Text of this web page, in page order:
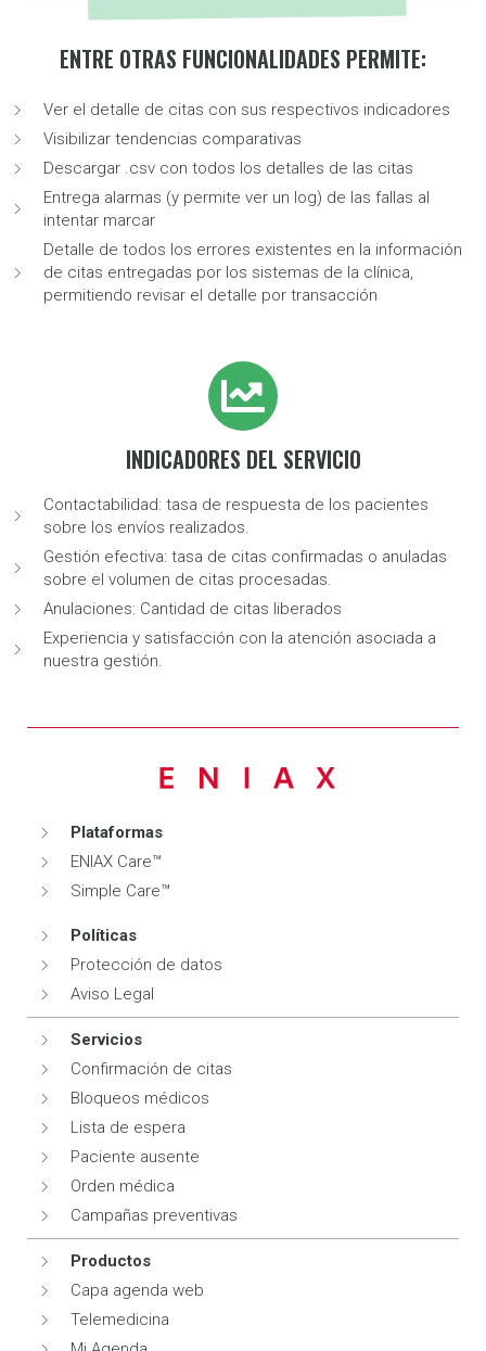
ENTRE OTRAS FUNCIONALIDADES PERMITE:
Ver el detalle de citas con sus respectivos indicadores
Visibilizar tendencias comparativas
Descargar .csv con todos los detalles de las citas
Entrega alarmas (y permite ver un log) de las fallas al
intentar marcar
Detalle de todos los errores existentes en la información
de citas entregadas por los sistemas de la clínica,
permitiendo revisar el detalle por transacción
INDICADORES DEL SERVICIO
Contactabilidad: tasa de respuesta de los pacientes
sobre los envíos realizados.
Gestión efectiva: tasa de citas confirmadas o anuladas
sobre el volumen de citas procesadas.
Anulaciones: Cantidad de citas liberados
Experiencia y satisfacción con la atención asociada a
nuestra gestión.
Plataformas
ENIAX Care™
Simple Care™
Políticas
Protección de datos
Aviso Legal
Servicios
Confirmación de citas
Bloqueos médicos
Lista de espera
Paciente ausente
Orden médica
Campañas preventivas
Productos
Capa agenda web
Telemedicina